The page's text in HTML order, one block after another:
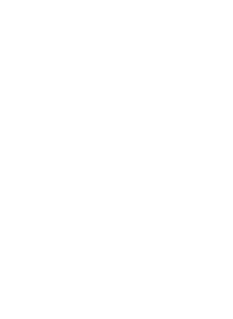
that cookies are used to help